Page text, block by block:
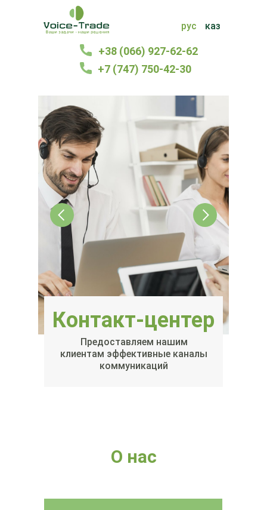
+38 (066) 927-62-62
+7 (747) 750-42-30
рус каз
Контакт-центер
Предоставляем нашим
клиентам эффективные каналы
коммуникаций
О нас